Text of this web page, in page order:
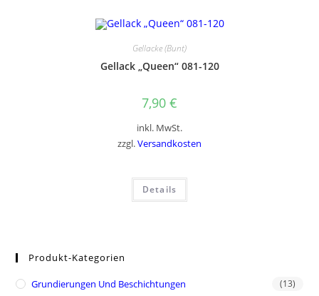
Gellacke (Bunt)
Gellack „Queen“ 081-120
7,90 €
inkl. MwSt.
zzgl.Versandkosten
Details
Produkt-Kategorien
Grundierungen Und Beschichtungen (13)